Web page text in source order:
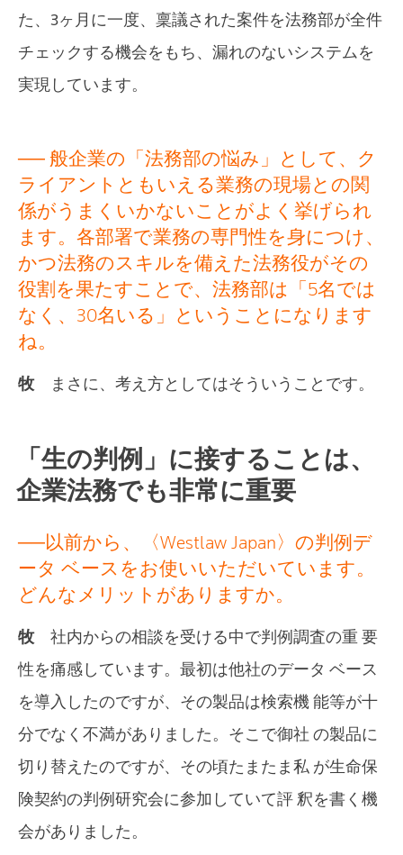
た、3ヶ月に一度、稟議された案件を法務部が全件
チェックする機会をもち、漏れのないシステムを
実現しています。
── 般企業の「法務部の悩み」として、ク
ライアントともいえる業務の現場との関
係がうまくいかないことがよく挙げられ
ます。各部署で業務の専門性を身につけ、
かつ法務のスキルを備えた法務役がその
役割を果たすことで、法務部は「5名では
なく、30名いる」ということになります
ね。
牧まさに、考え方としてはそういうことです。
「生の判例」に接することは、
企業法務でも非常に重要
──以前から、〈Westlaw Japan〉の判例デ
ータ ベースをお使いいただいています。
どんなメリットがありますか。
牧社内からの相談を受ける中で判例調査の重 要
性を痛感しています。最初は他社のデータ ベース
を導入したのですが、その製品は検索機 能等が十
分でなく不満がありました。そこで御社 の製品に
切り替えたのですが、その頃たまたま私 が生命保
険契約の判例研究会に参加していて評 釈を書く機
会がありました。